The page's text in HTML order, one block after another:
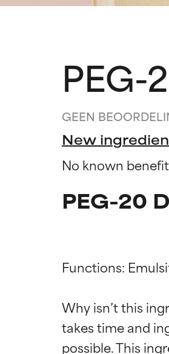
PEG-
GEEN
New
No known
PEG-20
Functions:
Why isn’t this
takes time and